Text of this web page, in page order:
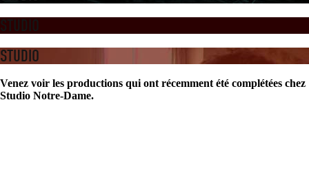
STUDIO
Venez voir les productions qui ont récemment été complétées chez
Studio Notre-Dame.